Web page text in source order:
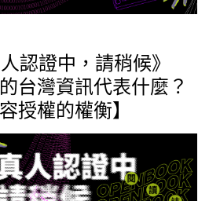
認證中，請稍候》
台灣資訊代表什麼？
授權的權衡】